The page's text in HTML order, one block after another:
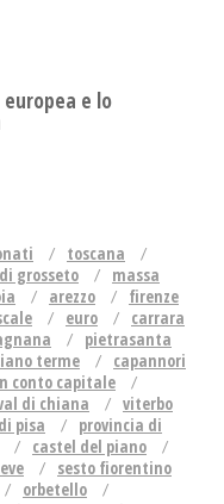
europea e lo
toscana
grosseto
massa
arezzo
firenze
euro
carrara
pietrasanta
terme
capannori
conto capitale
di chiana
viterbo
pisa
provincia di
castel del piano
sesto fiorentino
orbetello